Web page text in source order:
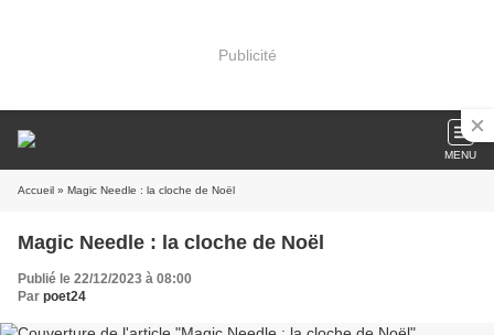
Publicité
MENU
Accueil » Magic Needle : la cloche de Noël
Magic Needle : la cloche de Noël
Publié le 22/12/2023 à 08:00
Par poet24